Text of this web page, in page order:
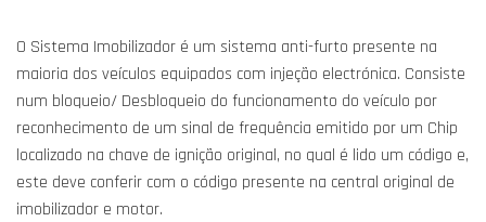
O Sistema Imobilizador é um sistema anti-furto presente na
maioria dos veículos equipados com injeção electrónica. Consiste
num bloqueio/ Desbloqueio do funcionamento do veículo por
reconhecimento de um sinal de frequência emitido por um Chip
localizado na chave de ignição original, no qual é lido um código e,
este deve conferir com o código presente na central original de
imobilizador e motor.